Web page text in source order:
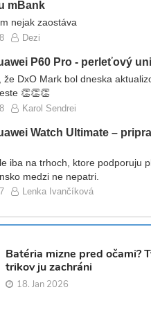
mBank
nejak zaostáva
Dezi
P60 Pro - perleťový
že DxO Mark bol dneska
👏👏👏
Karol Sendrei
Watch Ultimate –
iba na trhoch, ktore podporuju
medzi ne nepatri.
Lenka Ivančíková
Batéria mizne pred očami?
trikov ju zachráni
18. Jan 2026